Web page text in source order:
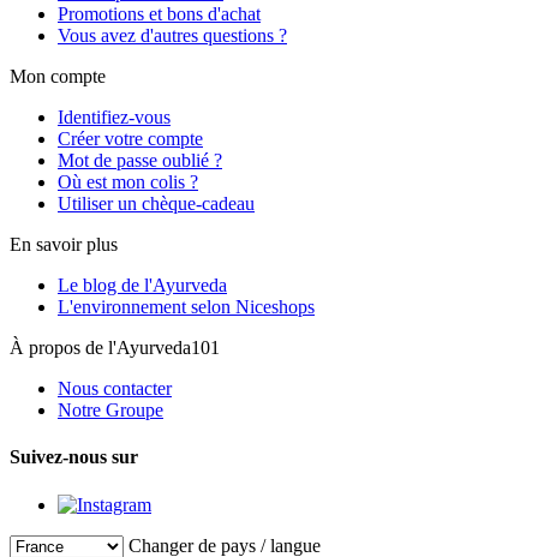
Promotions et bons d'achat
Vous avez d'autres questions ?
Mon compte
Identifiez-vous
Créer votre compte
Mot de passe oublié ?
Où est mon colis ?
Utiliser un chèque-cadeau
En savoir plus
Le blog de l'Ayurveda
L'environnement selon Niceshops
À propos de l'Ayurveda101
Nous contacter
Notre Groupe
Suivez-nous sur
Changer de pays / langue